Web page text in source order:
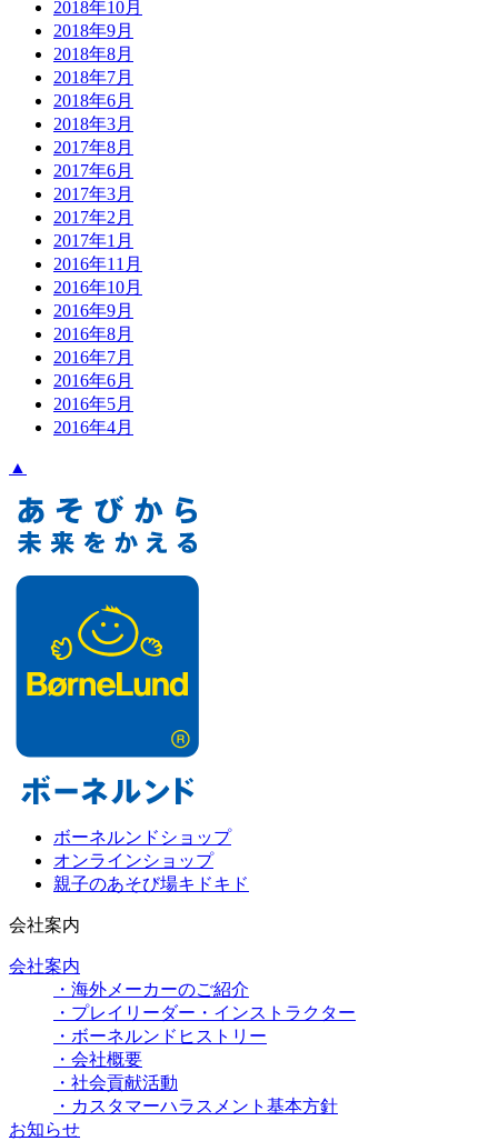
2018年10月
2018年9月
2018年8月
2018年7月
2018年6月
2018年3月
2017年8月
2017年6月
2017年3月
2017年2月
2017年1月
2016年11月
2016年10月
2016年9月
2016年8月
2016年7月
2016年6月
2016年5月
2016年4月
▲
ボーネルンドショップ
オンラインショップ
親子のあそび場キドキド
会社案内
会社案内
・海外メーカーのご紹介
・プレイリーダー・インストラクター
・ボーネルンドヒストリー
・会社概要
・社会貢献活動
・カスタマーハラスメント基本方針
お知らせ